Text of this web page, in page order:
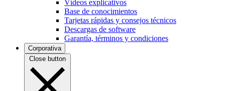
Vídeos explicativos
Base de conocimientos
Tarjetas rápidas y consejos técnicos
Descargas de software
Garantía, términos y condiciones
Corporativa
Close button